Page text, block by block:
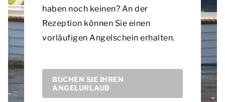
haben noch keinen? An der
Rezeption können Sie einen
vorläufigen Angelschein erhalten.
BUCHEN SIE IHREN
ANGELURLAUB